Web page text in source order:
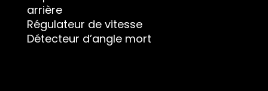
arrière
Régulateur de vitesse
Détecteur d’angle mort